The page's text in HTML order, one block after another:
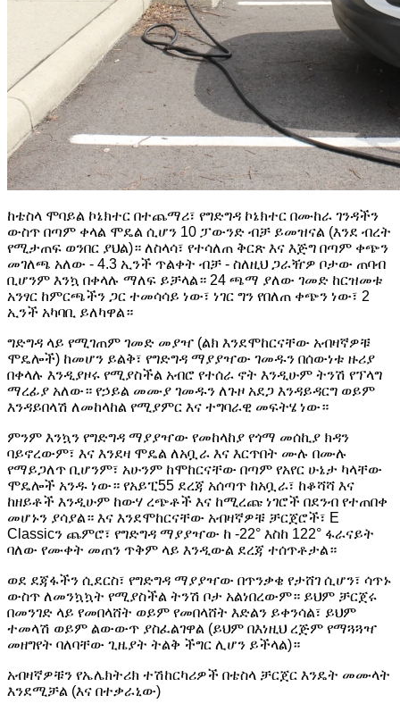
ከቴስላ ሞባይል ኮኔክተር በተጨማሪ፣ የግድግዳ ኮኔክተር በሙከራ ገንዳችን
ውስጥ በጣም ቀላል ሞዴል ሲሆን 10 ፓውንድ ብቻ ይመዝናል (እንደ ብረት
የሚታጠፍ ወንበር ያህል)። ለስላሳ፣ የተሳለጠ ቅርጽ እና እጅግ በጣም ቀጭን
መገለጫ አለው - 4.3 ኢንች ጥልቀት ብቻ - ስለዚህ ጋራዥዎ ቦታው ጠባብ
ቢሆንም እንኳ በቀላሉ ማለፍ ይቻላል። 24 ጫማ ያለው ገመድ ከርዝመቱ
አንፃር ከምርጫችን ጋር ተመሳሳይ ነው፣ ነገር ግን የበለጠ ቀጭን ነው፣ 2
ኢንች አካባቢ ይለካዋል።
ግድግዳ ላይ የሚገጠም ገመድ መያዣ (ልክ እንደሞከርናቸው አብዛኛዎቹ
ሞዴሎች) ከመሆን ይልቅ፣ የግድግዳ ማያያዣው ገመዱን በሰውነቱ ዙሪያ
በቀላሉ እንዲያዞሩ የሚያስችል አብሮ የተሰራ ኖት እንዲሁም ትንሽ የፕላግ
ማረፊያ አለው። የኃይል መሙያ ገመዱን ለጉዞ አደጋ እንዳይዳርግ ወይም
እንዳይበላሽ ለመከላከል የሚያምር እና ተግባራዊ መፍትሄ ነው።
ምንም እንኳን የግድግዳ ማያያዣው የመከላከያ የጎማ መሰኪያ ክዳን
ባይኖረውም፣ እና እንደዛ ሞዴል ለአቧራ እና እርጥበት ሙሉ በሙሉ
የማይጋለጥ ቢሆንም፣ አሁንም ከሞከርናቸው በጣም የአየር ሁኔታ ካላቸው
ሞዴሎች አንዱ ነው። የአይፒ55 ደረጃ አሰጣጥ ከአቧራ፣ ከቆሻሻ እና
ከዘይቶች እንዲሁም ከውሃ ረጭቶች እና ከሚረጩ ነገሮች በደንብ የተጠበቀ
መሆኑን ያሳያል። እና እንደሞከርናቸው አብዛኛዎቹ ቻርጀሮች፣ E
Classicን ጨምሮ፣ የግድግዳ ማያያዣው ከ -22° እስከ 122° ፋራናይት
ባለው የሙቀት መጠን ጥቅም ላይ እንዲውል ደረጃ ተሰጥቶታል።
ወደ ደጃፋችን ሲደርስ፣ የግድግዳ ማያያዣው በጥንቃቄ የታሸገ ሲሆን፣ ሳጥኑ
ውስጥ ለመንኳኳት የሚያስችል ትንሽ ቦታ አልነበረውም። ይህም ቻርጀሩ
በመንገድ ላይ የመበላሸት ወይም የመበላሸት እድልን ይቀንሳል፣ ይህም
ተመላሽ ወይም ልውውጥ ያስፈልገዋል (ይህም በእነዚህ ረጅም የማጓጓዣ
መዘግየት ባለባቸው ጊዜያት ትልቅ ችግር ሊሆን ይችላል)።
አብዛኛዎቹን የኤሌክትሪክ ተሽከርካሪዎች በቴስላ ቻርጀር እንዴት መሙላት
እንደሚቻል (እና በተቃራኒው)